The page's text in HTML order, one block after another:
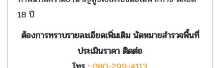
18 ปี
ต้องการทราบรายละเอียดเพิ่มเติม นัดหมายสำรวจพื้นที่
ประเมินราคา ติดต่อ